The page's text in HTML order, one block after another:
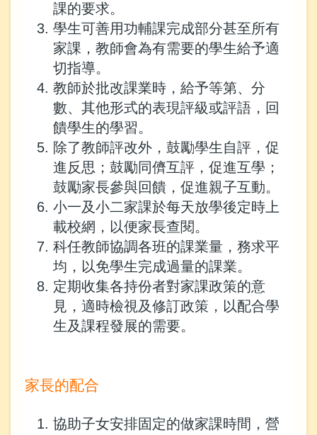
課的要求。
學生可善用功輔課完成部分甚至所有
家課，教師會為有需要的學生給予適
切指導。
教師於批改課業時，給予等第、分
數、其他形式的表現評級或評語，回
饋學生的學習。
除了教師評改外，鼓勵學生自評，促
進反思；鼓勵同儕互評，促進互學；
鼓勵家長參與回饋，促進親子互動。
小一及小二家課於每天放學後定時上
載校網，以便家長查閱。
科任教師協調各班的課業量，務求平
均，以免學生完成過量的課業。
定期收集各持份者對家課政策的意
見，適時檢視及修訂政策，以配合學
生及課程發展的需要。
家長的配合
協助子女安排固定的做家課時間，營